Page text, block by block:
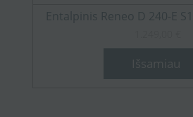
Entalpinis Reneo D 240-E
Išsamiau